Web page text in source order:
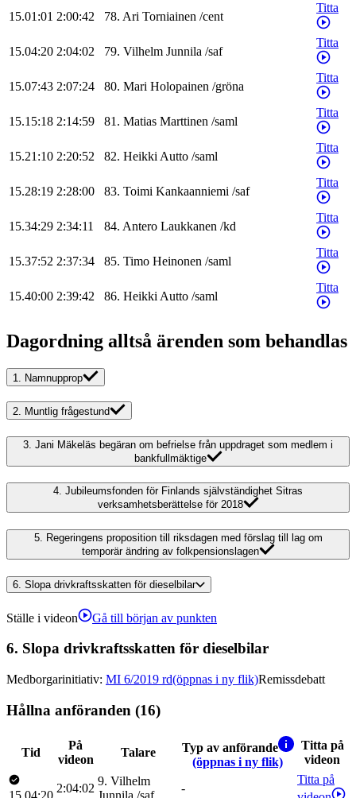
15.01:01 2:00:42 78. Ari Torniainen /cent
Titta
15.04:20 2:04:02 79. Vilhelm Junnila /saf
Titta
15.07:43 2:07:24 80. Mari Holopainen /gröna
Titta
15.15:18 2:14:59 81. Matias Marttinen /saml
Titta
15.21:10 2:20:52 82. HeikkiAutto /saml
Titta
15.28:19 2:28:00 83. Toimi Kankaanniemi /saf
Titta
15.34:29 2:34:11 84. Antero Laukkanen /kd
Titta
15.37:52 2:37:34 85. Timo Heinonen /saml
Titta
15.40:00 2:39:42 86. HeikkiAutto /saml
Titta
Dagordning alltså ärenden som behandlas
1. Namnupprop
2. Muntlig frågestund
3. Jani Mäkeläs begäran om befrielse från uppdraget som medlem i
bankfullmäktige
4. Jubileumsfonden för Finlands självständighet Sitras
verksamhetsberättelse för 2018
5. Regeringens proposition till riksdagen med förslag till lag om
temporär ändring av folkpensionslagen
6. Slopa drivkraftsskatten för dieselbilar
Ställe i videon Gå till början av punkten
6. Slopa drivkraftsskatten för dieselbilar
Medborgarinitiativ: MI 6/2019 rd(öppnas i ny flik)Remissdebatt
Hållna anföranden (16)
Tid
På
videon
Talare
Typ av anförande
(öppnas i ny flik)
Titta på
videon
2:04:02
9. Vilhelm
-
Titta på